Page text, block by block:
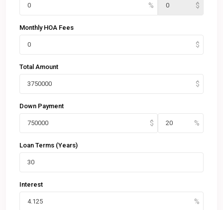
Monthly HOA Fees
Total Amount
Down Payment
Loan Terms (Years)
Interest